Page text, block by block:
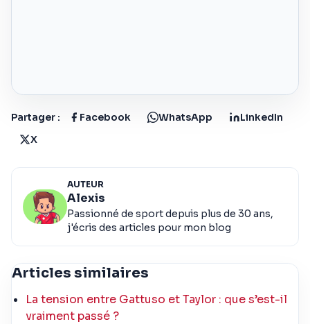
Partager : Facebook WhatsApp
LinkedIn
X
AUTEUR
Alexis
Passionné de sport depuis plus de 30 ans,
j'écris des articles pour mon blog
Articles similaires
La tension entre Gattuso et Taylor : que s’est-il
vraiment passé ?